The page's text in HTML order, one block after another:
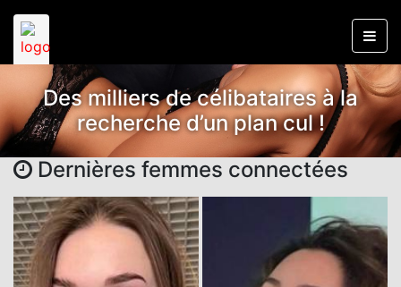
Des milliers de célibataires à la
recherche d’un plan cul !
Dernières femmes connectées